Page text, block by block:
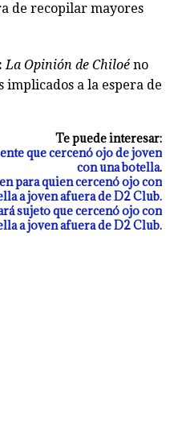
de recopilar mayores
La Opinión de Chiloé no
implicados a la espera de
Te puede interesar:
que cercenó ojo de joven
con una botella.
para quien cercenó ojo con
a joven afuera de D2 Club.
sujeto que cercenó ojo con
a joven afuera de D2 Club.